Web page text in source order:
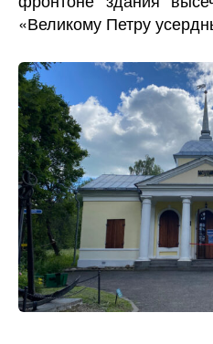
«Великому Петру